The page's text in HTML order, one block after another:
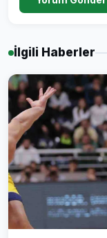
İlgili Haberler